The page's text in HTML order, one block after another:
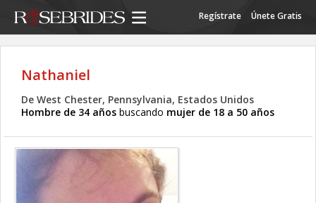
Regístrate Únete Gratis
Nathaniel
De West Chester, Pennsylvania, Estados Unidos
Hombre de 34 años buscando mujer de 18 a 50 años